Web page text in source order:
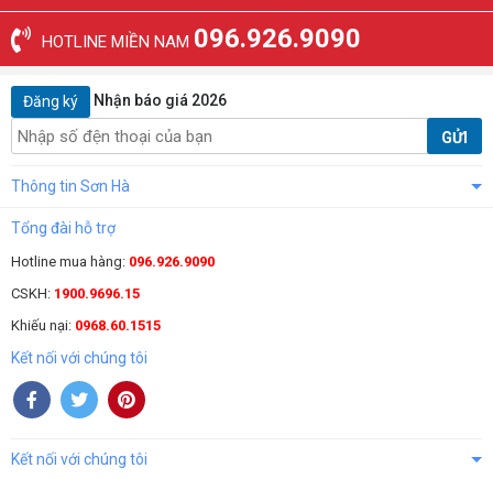
HOTLINE MIỀN NAM 096.926.9090
Đăng ký Nhận báo giá 2026
GỬI
Thông tin Sơn Hà
Tổng đài hỗ trợ
Hotline mua hàng: 096.926.9090
CSKH: 1900.9696.15
Khiếu nại: 0968.60.1515
Kết nối với chúng tôi
Kết nối với chúng tôi